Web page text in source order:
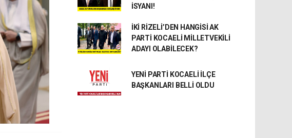
İSYANI!
İKİ RİZELİ’DEN HANGİSİ AK
PARTİ KOCAELİ MİLLETVEKİLİ
ADAYI OLABİLECEK?
YENİ PARTİ KOCAELİ İLÇE
BAŞKANLARI BELLİ OLDU